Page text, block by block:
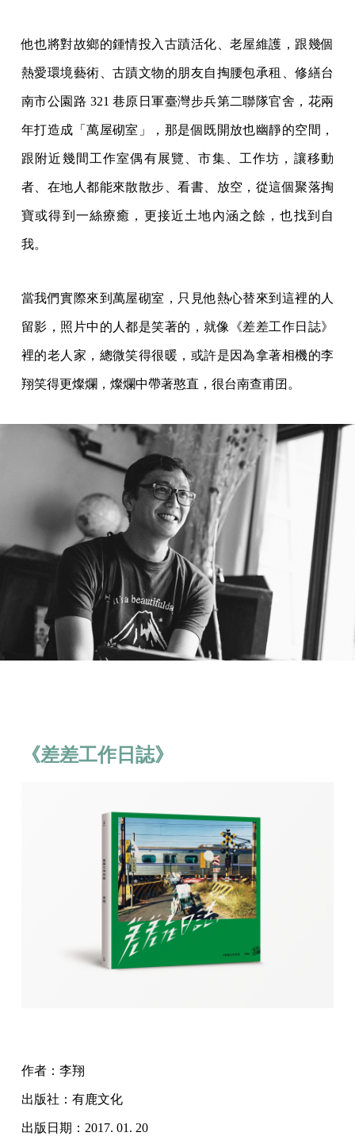
他也將對故鄉的鍾情投入古蹟活化、老屋維護，跟幾個
熱愛環境藝術、古蹟文物的朋友自掏腰包承租、修繕台
南市公園路 321 巷原日軍臺灣步兵第二聯隊官舍，花兩
年打造成「萬屋砌室」，那是個既開放也幽靜的空間，
跟附近幾間工作室偶有展覽、市集、工作坊，讓移動
者、在地人都能來散散步、看書、放空，從這個聚落掏
寶或得到一絲療癒，更接近土地內涵之餘，也找到自
我。
當我們實際來到萬屋砌室，只見他熱心替來到這裡的人
留影，照片中的人都是笑著的，就像《差差工作日誌》
裡的老人家，總微笑得很暖，或許是因為拿著相機的李
翔笑得更燦爛，燦爛中帶著憨直，很台南查甫囝。
《差差工作日誌》
作者：李翔
出版社：有鹿文化
出版日期：2017. 01. 20